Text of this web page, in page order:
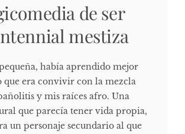
de ser
mestiza
había aprendido mejor
que era convivir con la mezcla
y mis raíces afro. Una
que parecía tener vida propia,
un personaje secundario al que